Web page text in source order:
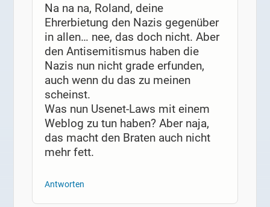
Na na na, Roland, deine
Ehrerbietung den Nazis gegenüber
in allen… nee, das doch nicht. Aber
den Antisemitismus haben die
Nazis nun nicht grade erfunden,
auch wenn du das zu meinen
scheinst.
Was nun Usenet-Laws mit einem
Weblog zu tun haben? Aber naja,
das macht den Braten auch nicht
mehr fett.
Antworten